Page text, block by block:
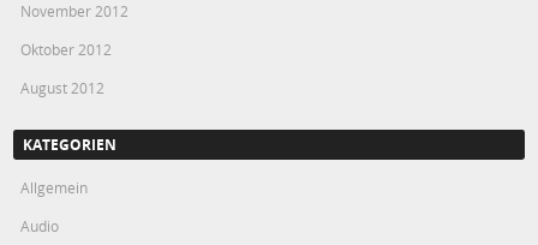
November 2012
Oktober 2012
August 2012
KATEGORIEN
Allgemein
Audio